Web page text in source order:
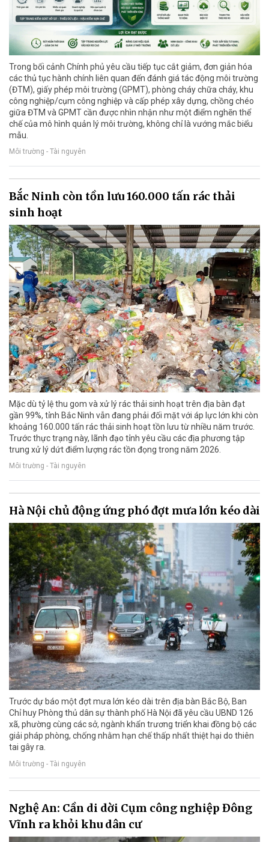
Trong bối cảnh Chính phủ yêu cầu tiếp tục cắt giảm, đơn giản hóa
các thủ tục hành chính liên quan đến đánh giá tác động môi trường
(ĐTM), giấy phép môi trường (GPMT), phòng cháy chữa cháy, khu
công nghiệp/cụm công nghiệp và cấp phép xây dựng, chồng chéo
giữa ĐTM và GPMT cần được nhìn nhận như một điểm nghẽn thể
chế của mô hình quản lý môi trường, không chỉ là vướng mắc biểu
mẫu.
Môi trường - Tài nguyên
Bắc Ninh còn tồn lưu 160.000 tấn rác thải
sinh hoạt
Mặc dù tỷ lệ thu gom và xử lý rác thải sinh hoạt trên địa bàn đạt
gần 99%, tỉnh Bắc Ninh vẫn đang phải đối mặt với áp lực lớn khi còn
khoảng 160.000 tấn rác thải sinh hoạt tồn lưu từ nhiều năm trước.
Trước thực trạng này, lãnh đạo tỉnh yêu cầu các địa phương tập
trung xử lý dứt điểm lượng rác tồn đọng trong năm 2026.
Môi trường - Tài nguyên
Hà Nội chủ động ứng phó đợt mưa lớn kéo dài
Trước dự báo một đợt mưa lớn kéo dài trên địa bàn Bắc Bộ, Ban
Chỉ huy Phòng thủ dân sự thành phố Hà Nội đã yêu cầu UBND 126
xã, phường cùng các sở, ngành khẩn trương triển khai đồng bộ các
giải pháp phòng, chống nhằm hạn chế thấp nhất thiệt hại do thiên
tai gây ra.
Môi trường - Tài nguyên
Nghệ An: Cần di dời Cụm công nghiệp Đông
Vĩnh ra khỏi khu dân cư